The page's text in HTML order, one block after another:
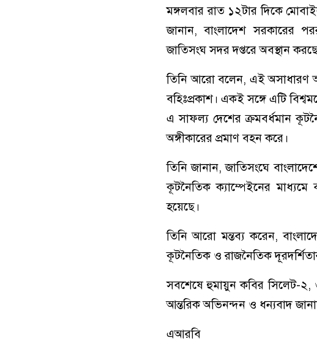
মঙ্গলবার রাত ১২টার দিকে
জানান, বাংলাদেশ সরকারের
জাতিসংঘ সদর দপ্তরে অবস্থান
তিনি আরো বলেন, এই অসাধারণ
বহিঃপ্রকাশ। একই সঙ্গে এটি
এ সাফল্য দেশের ক্রমবর্ধমান
অঙ্গীকারের প্রমাণ বহন করে।
তিনি জানান, জাতিসংঘে
কূটনৈতিক ক্যাম্পেইনের
হয়েছে।
তিনি আরো মন্তব্য করেন,
কূটনৈতিক ও রাজনৈতিক
সবশেষে হুমায়ুন কবির সিলেট-২,
আন্তরিক অভিনন্দন ও ধন্যবাদ
এআরবি